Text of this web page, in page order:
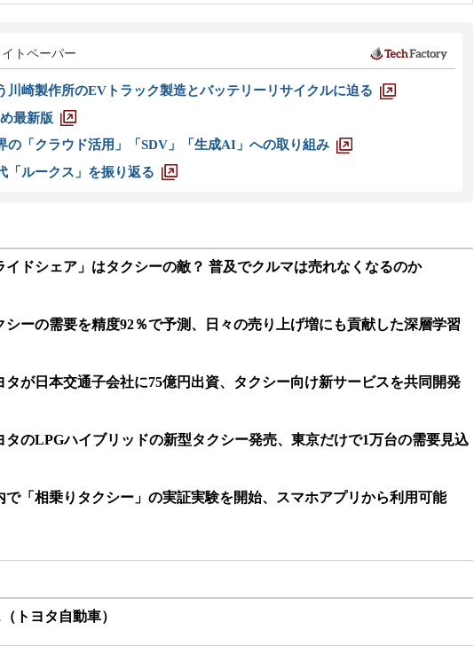
トペーパー
川崎製作所のEVトラック製造とバッテリーリサイクルに迫る
最新版
の「クラウド活用」「SDV」「生成AI」への取り組み
「ルークス」を振り返る
イドシェア」はタクシーの敵？ 普及でクルマは売れなくなるのか
シーの需要を精度92％で予測、日々の売り上げ増にも貢献した深層学習
タが日本交通子会社に75億円出資、タクシー向け新サービスを共同開発
タのLPGハイブリッドの新型タクシー発売、東京だけで1万台の需要見込
で「相乗りタクシー」の実証実験を開始、スマホアプリから利用可能
トヨタ自動車）